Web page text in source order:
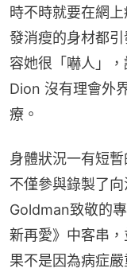
時不時就要在網
發消瘦的身材都
容她很「嚇人」
Dion 沒有理會外
療。
身體狀況一有短
不僅參與錄製了
Goldman致敬的
新再愛》中客串
果不是因為病症